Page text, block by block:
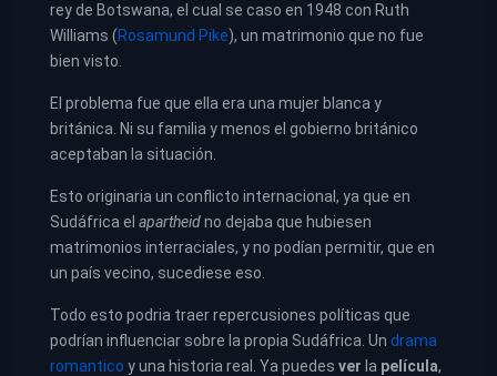
rey de Botswana, el cual se caso en 1948 con Ruth
Williams (Rosamund Pike), un matrimonio que no fue
bien visto.
El problema fue que ella era una mujer blanca y
británica. Ni su familia y menos el gobierno británico
aceptaban la situación.
Esto originaria un conflicto internacional, ya que en
Sudáfrica el apartheidno dejaba que hubiesen
matrimonios interraciales, yno podían permitir, que en
un país vecino, sucediese eso.
Todo esto podria traer repercusiones políticas que
podrían influenciar sobre la propia Sudáfrica. Un drama
romantico y una historia real. Ya puedes ver la película,